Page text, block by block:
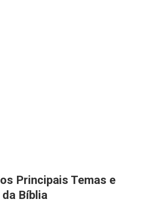
Principais Temas e
Bíblia